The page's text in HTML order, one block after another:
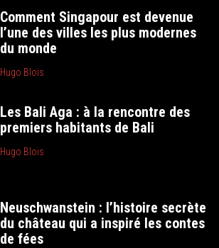
Comment Singapour est devenue
l’une des villes les plus modernes
du monde
Hugo Blois
Les Bali Aga : à la rencontre des
premiers habitants de Bali
Hugo Blois
Neuschwanstein : l’histoire secrète
du château qui a inspiré les contes
de fées